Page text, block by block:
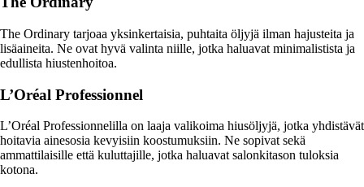
The Ordinary tarjoaa yksinkertaisia, puhtaita öljyjä ilman hajusteita ja
lisäaineita. Ne ovat hyvä valinta niille, jotka haluavat minimalistista ja
edullista hiustenhoitoa.
L’Oréal Professionnel
L’Oréal Professionnelilla on laaja valikoima hiusöljyjä, jotka yhdistävät
hoitavia ainesosia kevyisiin koostumuksiin. Ne sopivat sekä
ammattilaisille että kuluttajille, jotka haluavat salonkitason tuloksia
kotona.